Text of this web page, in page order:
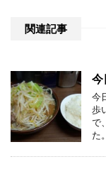
関連記事
今
今
歩
で
た